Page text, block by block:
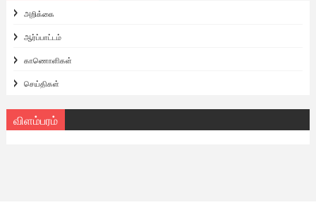
அறிக்கை
ஆர்ப்பாட்டம்
காணொளிகள்
செய்திகள்
விளம்பரம்